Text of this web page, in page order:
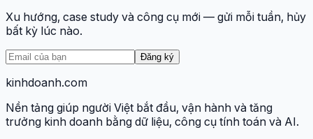
Xu hướng, case study và công cụ mới — gửi mỗi tuần, hủy
bất kỳ lúc nào.
Đăng ký
kinhdoanh.com
Nền tảng giúp người Việt bắt đầu, vận hành và tăng
trưởng kinh doanh bằng dữ liệu, công cụ tính toán và AI.